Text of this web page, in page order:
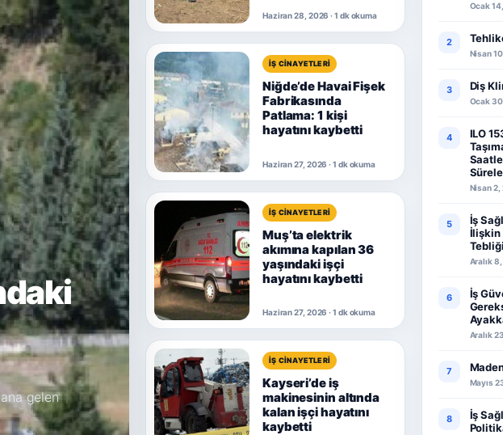
gelen
Haziran 28, 2026 · 1 dk okuma
İŞ CINAYETLERI
Niğde’de Havai Fişek
Fabrikasında
Patlama: 1 kişi
hayatını kaybetti
Haziran 27, 2026 · 1 dk okuma
İŞ CINAYETLERI
Muş’ta elektrik
akımına kapılan 36
yaşındaki işçi
hayatını kaybetti
Haziran 27, 2026 · 1 dk okuma
İŞ CINAYETLERI
Kayseri’de iş
makinesinin altında
kalan işçi hayatını
kaybetti
Ocak
2
Nisan
3 Diş
Ocak
4
ILO
Nisan 2,
5
İş
İlişkin
Tebliği
Aralık
6
İş
Aralık
7
Mayıs
8
İş